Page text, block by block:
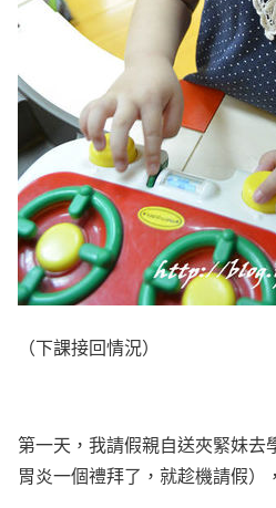
（下課接回情況）
第一天，我請假親自送夾緊妹去
胃炎一個禮拜了，就趁機請假），